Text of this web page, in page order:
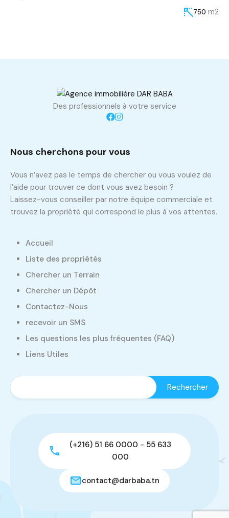
750 m2
Des professionnels à votre service
Nous cherchons pour vous
Vous n’avez pas le temps de chercher ou vous voulez de
l’aide pour trouver ce dont vous avez besoin ?
Laissez-vous conseiller par notre équipe commerciale et
trouvez la propriété qui correspond le plus à vos attentes.
Accueil
Liste des propriétés
Chercher un Terrain
Chercher un Dépôt
Contactez-Nous
recevoir un SMS
Les questions les plus fréquentes (FAQ)
Liens Utiles
(+216) 51 66 0000 - 55 633
000
contact@darbaba.tn